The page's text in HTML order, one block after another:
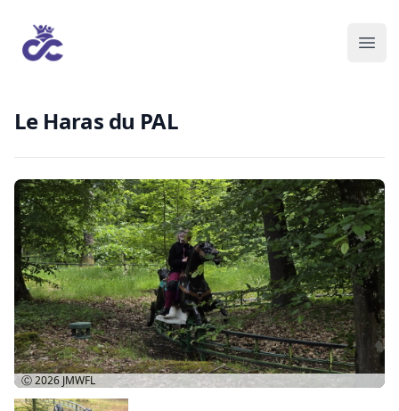
Le Haras du PAL
Ⓒ 2026 JMWFL